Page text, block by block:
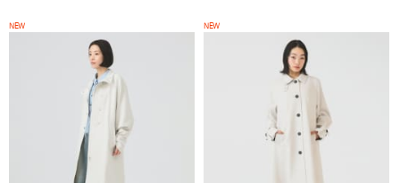
NEW NEW